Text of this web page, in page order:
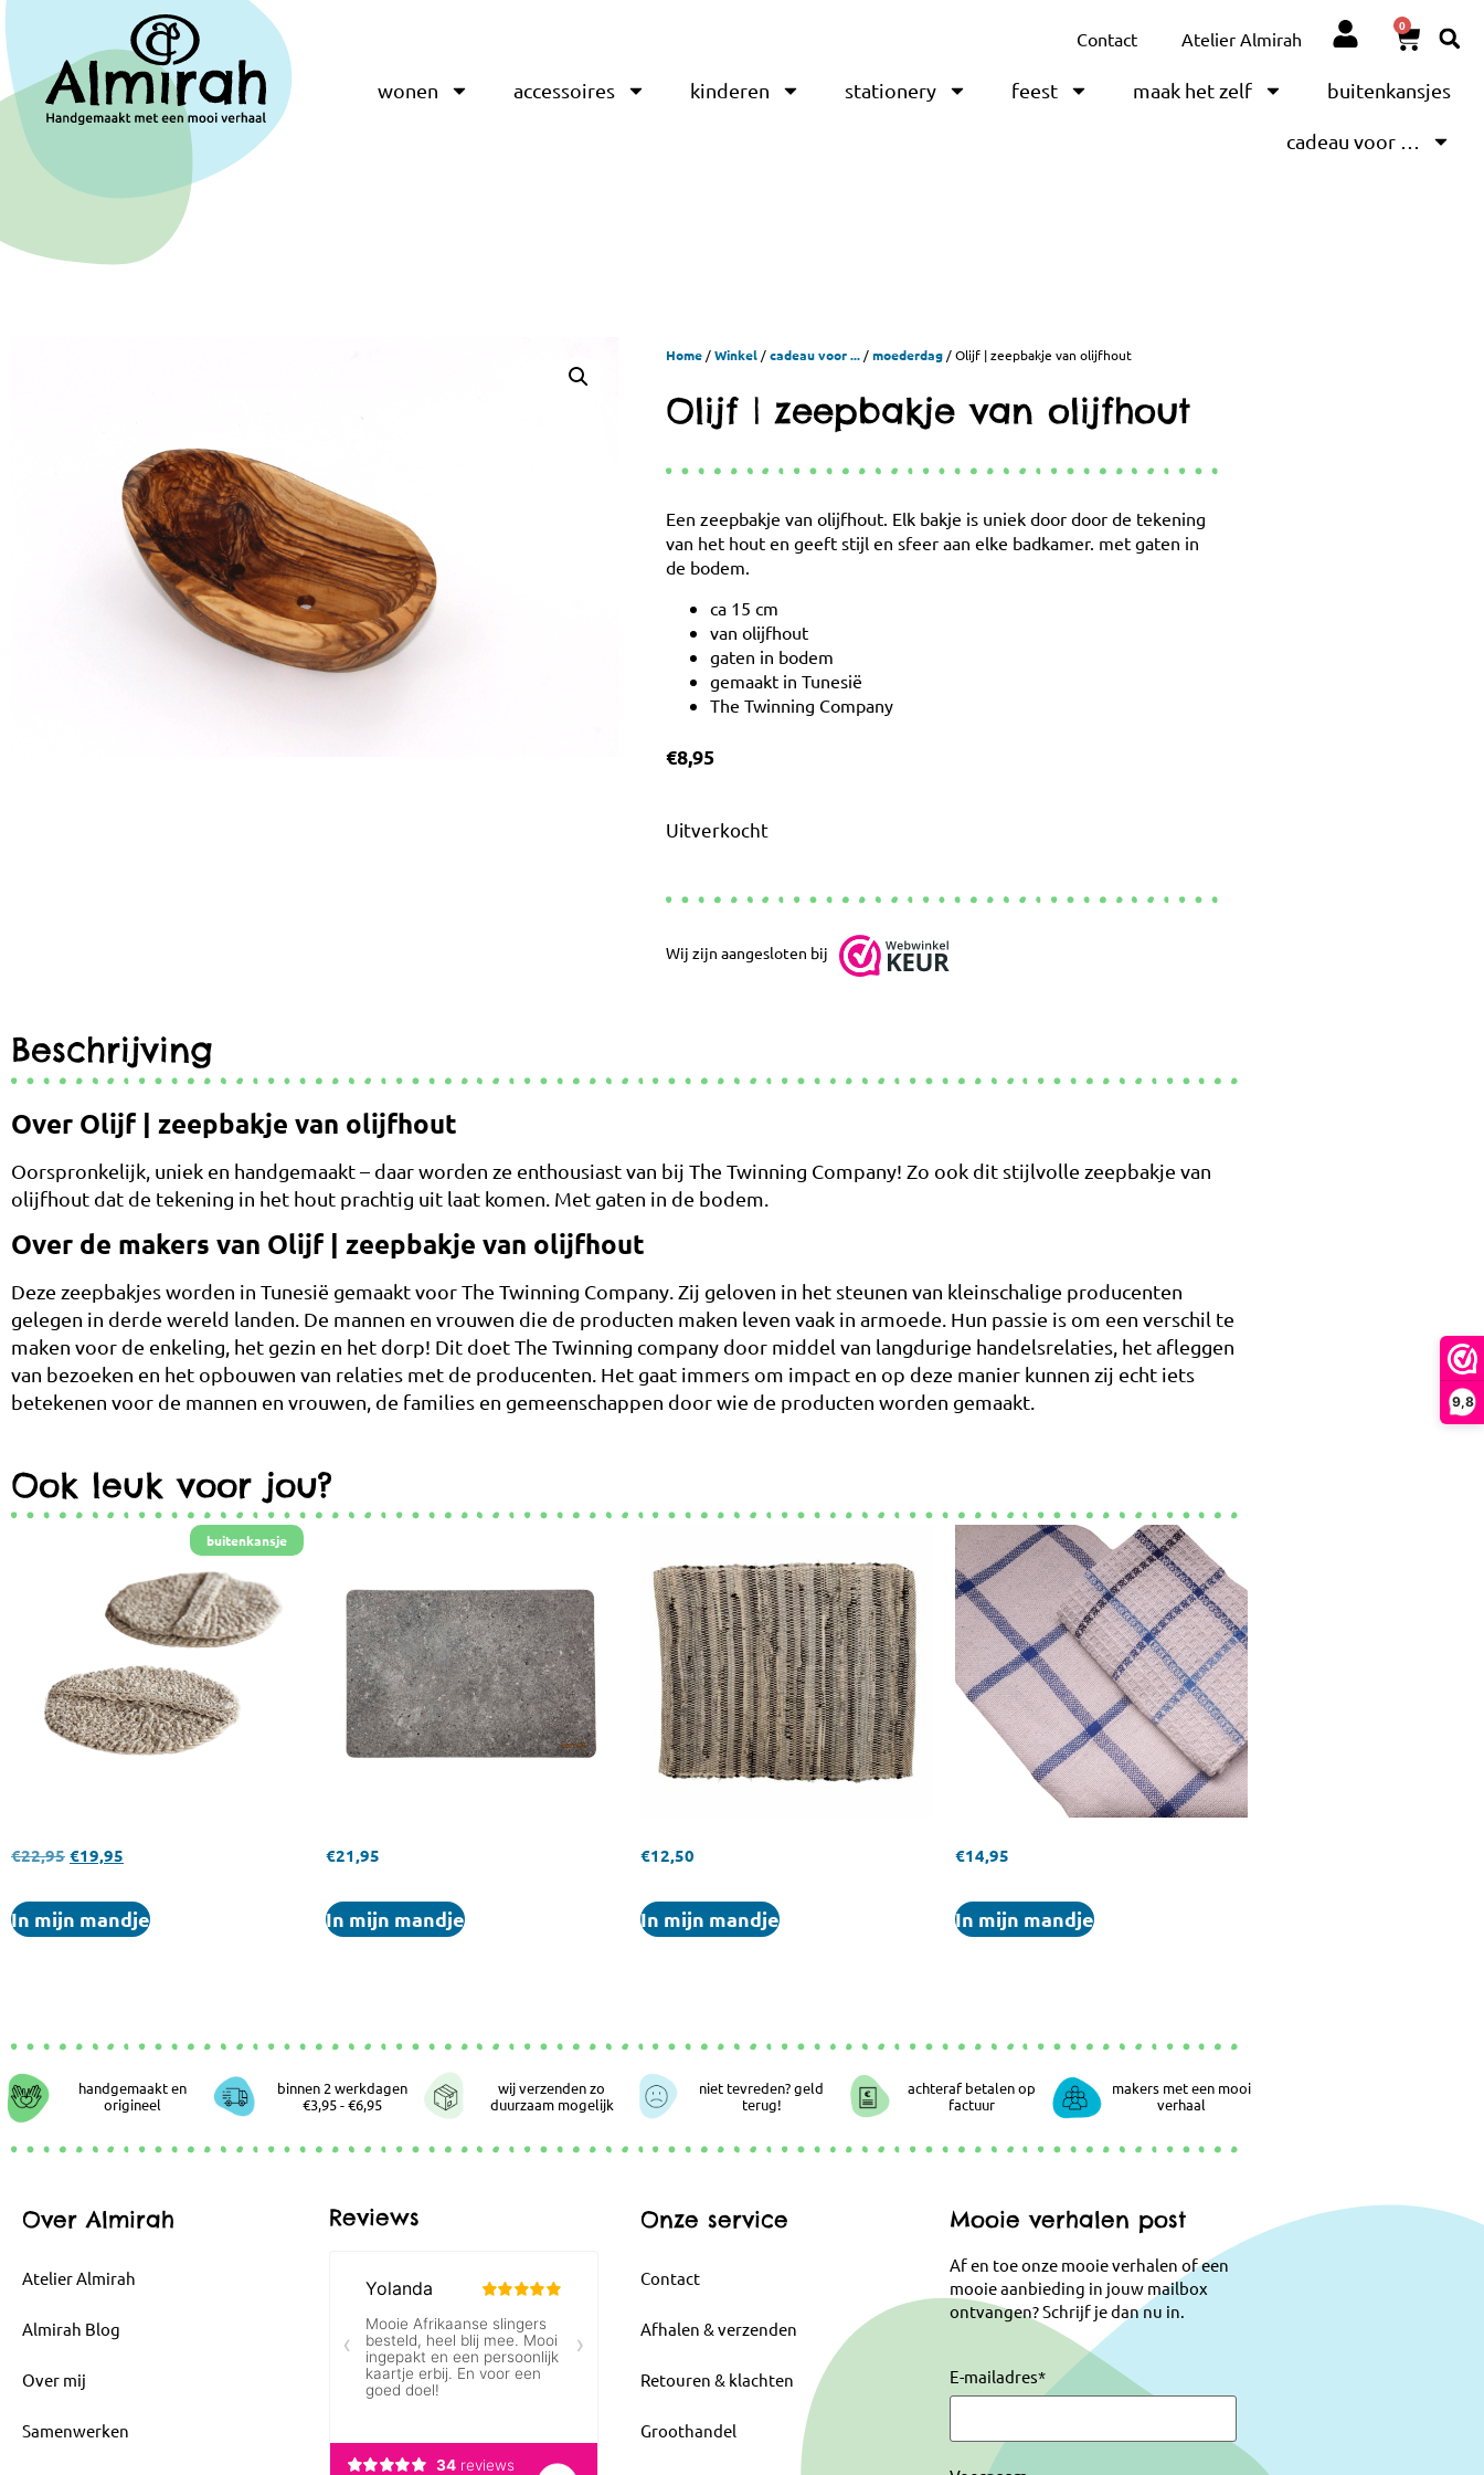
9,8
Contact Atelier Almirah
0
wonen accessoires kinderen stationery feest maak het zelf buitenkansjes
cadeau voor …
Home/Winkel/cadeau voor .../moederdag/ Olijf | zeepbakje van olijfhout
Olijf | zeepbakje van olijfhout
Een zeepbakje van olijfhout. Elk bakje is uniek door door de tekening
van het hout en geeft stijl en sfeer aan elke badkamer. met gaten in
de bodem.
ca 15 cm
van olijfhout
gaten in bodem
gemaakt in Tunesië
The Twinning Company
€8,95
Uitverkocht
Wij zijn aangesloten bij
Beschrijving
Over Olijf | zeepbakje van olijfhout
Oorspronkelijk, uniek en handgemaakt – daar worden ze enthousiast van bij The Twinning Company! Zo ook dit stijlvolle zeepbakje van
olijfhout dat de tekening in het hout prachtig uit laat komen. Met gaten in de bodem.
Over de makers van Olijf | zeepbakje van olijfhout
Deze zeepbakjes worden in Tunesië gemaakt voor The Twinning Company. Zij geloven in het steunen van kleinschalige producenten
gelegen in derde wereld landen. De mannen en vrouwen die de producten maken leven vaak in armoede. Hun passie is om een verschil te
maken voor de enkeling, het gezin en het dorp! Dit doet The Twinning company door middel van langdurige handelsrelaties, het afleggen
van bezoeken en het opbouwen van relaties met de producenten. Het gaat immers om impact en op deze manier kunnen zij echt iets
betekenen voor de mannen en vrouwen, de families en gemeenschappen door wie de producten worden gemaakt.
Ook leuk voor jou?
€22,95 €19,95
In mijn mandje
€21,95
In mijn mandje
€12,50
In mijn mandje
€14,95
In mijn mandje
handgemaakt en
origineel
binnen 2 werkdagen
€3,95 - €6,95
wij verzenden zo
duurzaam mogelijk
niet tevreden? geld
terug!
achteraf betalen op
factuur
makers met een mooi
verhaal
Over Almirah
Atelier Almirah
Almirah Blog
Over mij
Samenwerken
Reviews Onze service
Contact
Afhalen & verzenden
Retouren & klachten
Groothandel
Mooie verhalen post
Af en toe onze mooie verhalen of een
mooie aanbieding in jouw mailbox
ontvangen? Schrijf je dan nu in.
E-mailadres*